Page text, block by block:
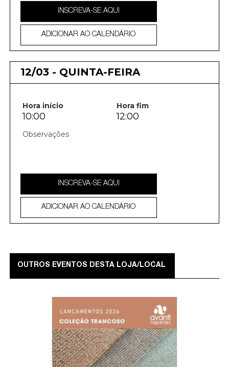
INSCREVA-SE AQUI
ADICIONAR AO CALENDÁRIO
12/03 - QUINTA-FEIRA
Hora início Hora fim
10:00 12:00
INSCREVA-SE AQUI
ADICIONAR AO CALENDÁRIO
OUTROS EVENTOS DESTA LOJA/LOCAL